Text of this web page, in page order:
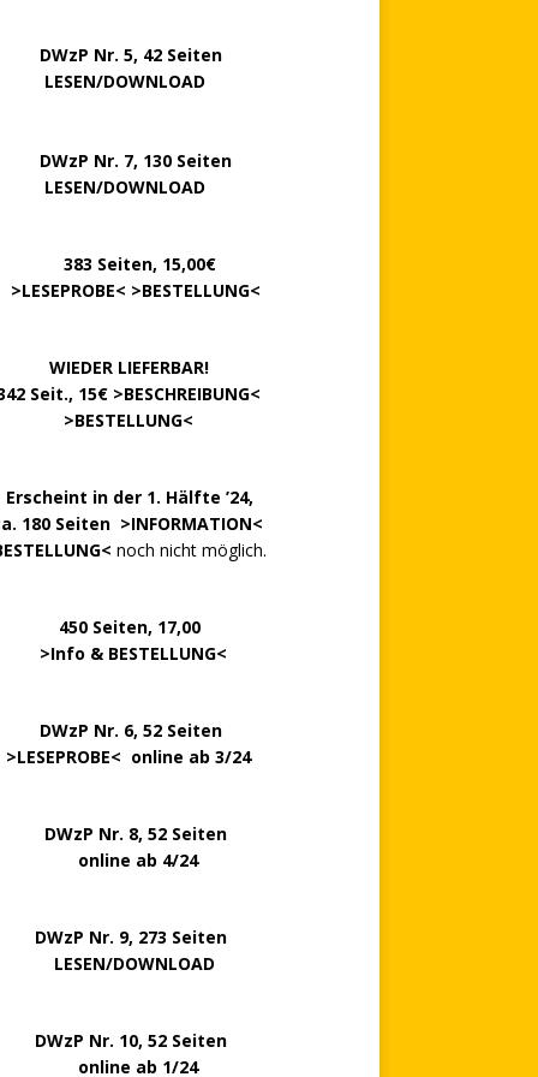
Nr. 5, 42 Seiten
LESEN/DOWNLOAD
Nr. 7, 130 Seiten
LESEN/DOWNLOAD
383 Seiten, 15,00€
>LESEPROBE< >BESTELLUNG<
WIEDER LIEFERBAR!
Seit., 15€ >BESCHREIBUNG<
>BESTELLUNG<
Erscheint in der 1. Hälfte ’24,
180 Seiten >INFORMATION<
noch nicht möglich.
Seiten, 17,00
Info & BESTELLUNG<
DWzP Nr. 6, 52 Seiten
>LESEPROBE< online ab 3/24
Nr. 8, 52 Seiten
ab 4/24
Nr. 9, 273 Seiten
LESEN/DOWNLOAD
Nr. 10, 52 Seiten
ab 1/24